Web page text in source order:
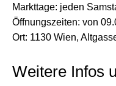
Markttage: jeden
Öffnungszeiten: von
Ort: 1130 Wien,
Weitere Infos